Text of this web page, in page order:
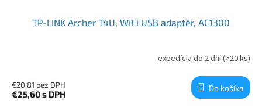
TP-LINK Archer T4U, WiFi USB adaptér, AC1300
expedícia do 2 dní(>20 ks)
€20,81 bez DPH
€25,60s DPH
Do košíka